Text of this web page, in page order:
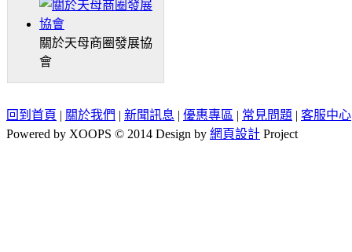
關於天母商圈發展協
會
回到首頁 | 關於我們 | 新聞訊息 | 優惠專區 | 常見問題 | 客服中心
Powered by XOOPS © 2014 Design by 網頁設計 Project